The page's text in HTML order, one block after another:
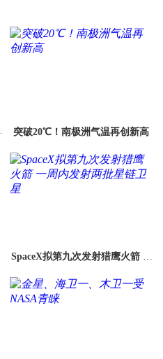
突破20℃！南极洲气温再创新高
SpaceX拟第九次发射猎鹰火箭 一